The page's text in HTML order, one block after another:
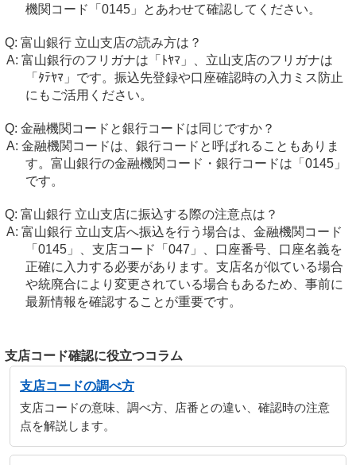
機関コード「0145」とあわせて確認してください。
富山銀行 立山支店の読み方は？
富山銀行のフリガナは「ﾄﾔﾏ」、立山支店のフリガナは
「ﾀﾃﾔﾏ」です。振込先登録や口座確認時の入力ミス防止
にもご活用ください。
金融機関コードと銀行コードは同じですか？
金融機関コードは、銀行コードと呼ばれることもありま
す。富山銀行の金融機関コード・銀行コードは「0145」
です。
富山銀行 立山支店に振込する際の注意点は？
富山銀行 立山支店へ振込を行う場合は、金融機関コード
「0145」、支店コード「047」、口座番号、口座名義を
正確に入力する必要があります。支店名が似ている場合
や統廃合により変更されている場合もあるため、事前に
最新情報を確認することが重要です。
支店コード確認に役立つコラム
支店コードの調べ方
支店コードの意味、調べ方、店番との違い、確認時の注意
点を解説します。